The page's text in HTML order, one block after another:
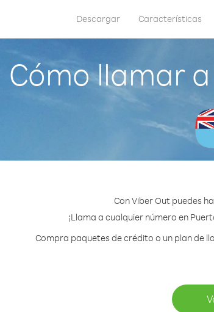
Descargar Características
Cómo llamar
Con Viber Out puedes
¡Llama a cualquier número en
Compra paquetes de crédito o un plan de